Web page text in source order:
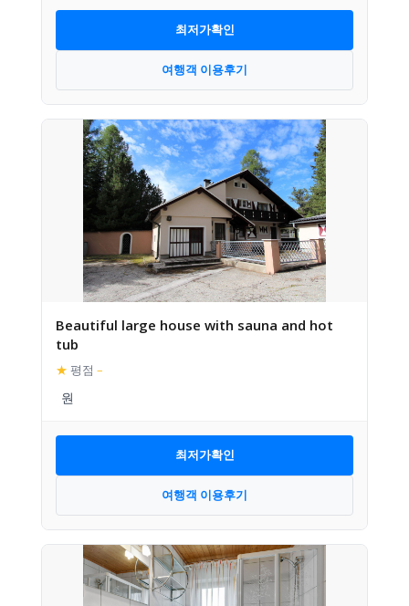
최저가확인
여행객 이용후기
Beautiful large house with sauna and hot
tub
★ 평점 –
최저가확인
여행객 이용후기